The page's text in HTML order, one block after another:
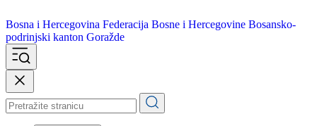
Bosna i Hercegovina
podrinjski kanton Goražde